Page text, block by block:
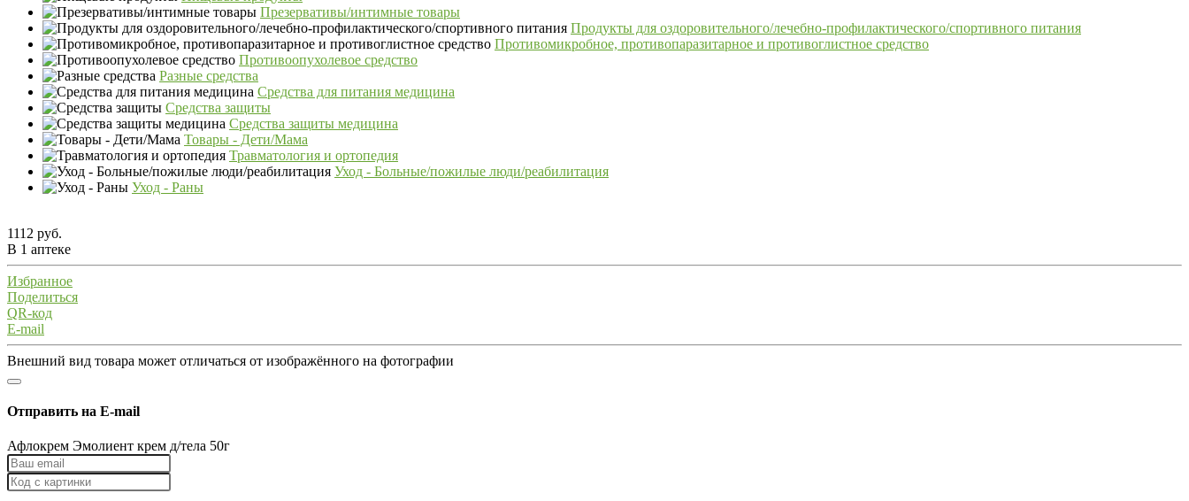
Презервативы/интимные товары
Продукты для оздоровительного/лечебно-профилактического/спортивного питания
Противомикробное, противопаразитарное и противоглистное средство
Противоопухолевое средство
Разные средства
Средства для питания медицина
Средства защиты
Средства защиты медицина
Товары - Дети/Мама
Травматология и ортопедия
Уход - Больные/пожилые люди/реабилитация
Уход - Раны
1112 руб.
В 1 аптеке
Избранное
Поделиться
QR-код
E-mail
Внешний вид товара может отличаться от изображённого на фотографии
Отправить на E-mail
Афлокрем Эмолиент крем д/тела 50г